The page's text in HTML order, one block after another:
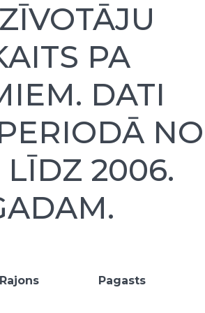
PA
DATI
NO
LĪDZ 2006.
Rajons Pagasts